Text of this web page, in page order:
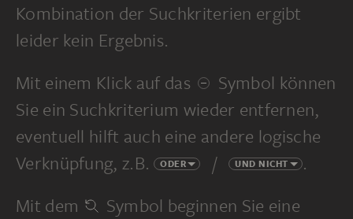
Kombination der Suchkriterien ergibt
leider kein Ergebnis.
Mit einem Klick auf das
Symbol können
Sie ein Suchkriterium wieder entfernen,
eventuell hilft auch eine andere logische
Verknüpfung, z.B. ODER / UND NICHT
.
Mit dem
Symbol beginnen Sie eine